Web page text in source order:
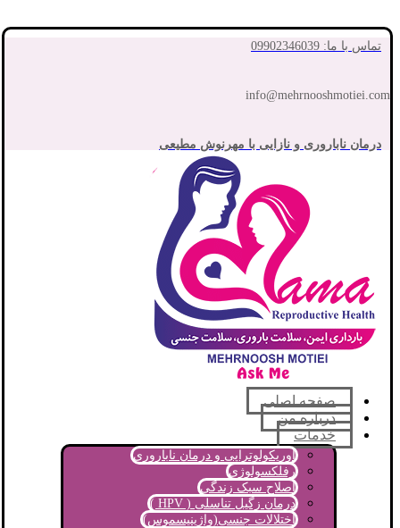
تماس با ما: 09902346039
info@mehrnooshmotiei.com
درمان ناباروری و نازایی با مهرنوش مطیعی
صفحه اصلی
درباره من
خدمات
اوریکولوتراپی و درمان ناباروری
رفلکسولوژی
اصلاح سبک زندگی
درمان زگیل تناسلی ( HPV )
اختلالات جنسی(واژینیسموس)